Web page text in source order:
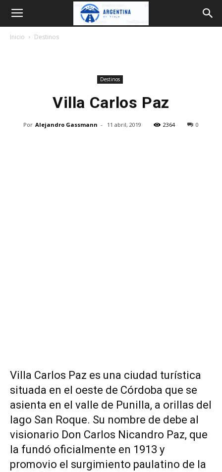
Argentina
Inicio Destinos
Destinos
Villa Carlos Paz
Por Alejandro Gassmann - 11 abril, 2019 2364 0
Villa Carlos Paz es una ciudad turística
situada en el oeste de Córdoba que se
asienta en el valle de Punilla, a orillas del
lago San Roque. Su nombre de debe al
visionario Don Carlos Nicandro Paz, que
la fundó oficialmente en 1913 y
promovio el surgimiento paulatino de la